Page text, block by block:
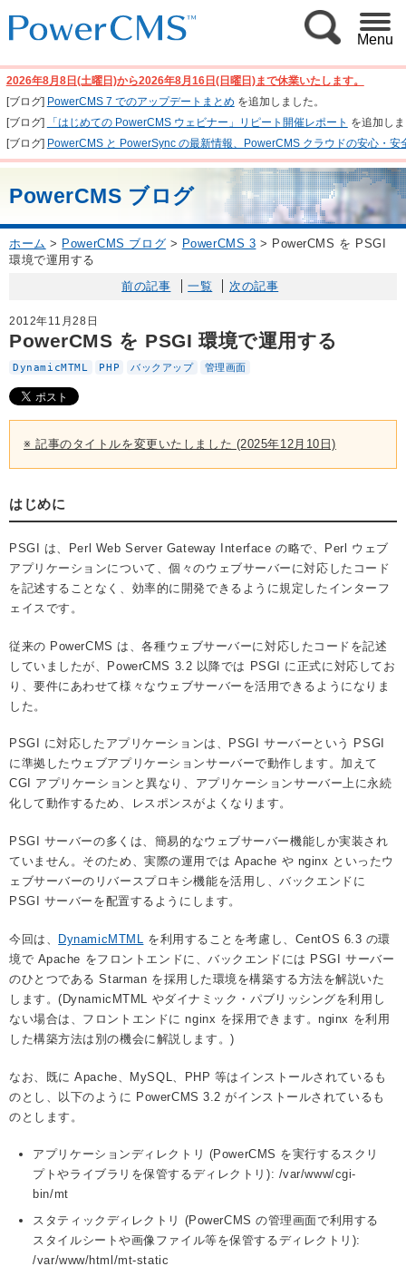
Menu
2026年8月8日(土曜日)から2026年8月16日(日曜日)まで休業いたします。
[ブログ] PowerCMS 7 でのアップデートまとめ を追加しました。
[ブログ]
「はじめての PowerCMS ウェビナー」リピート開催レポート を追加し
[ブログ] PowerCMS と PowerSync の最新情報、PowerCMS クラウドの安心・
PowerCMS ブログ
ホーム > PowerCMS ブログ > PowerCMS 3 > PowerCMS を PSGI
環境で運用する
前の記事 一覧 次の記事
2012年11月28日
PowerCMS を PSGI 環境で運用する
DynamicMTML PHP バックアップ 管理画面
※ 記事のタイトルを変更いたしました (2025年12月10日)
はじめに
PSGI は、Perl Web Server Gateway Interface の略で、Perl ウェブ
アプリケーションについて、個々のウェブサーバーに対応したコード
を記述することなく、効率的に開発できるように規定したインターフ
ェイスです。
従来の PowerCMS は、各種ウェブサーバーに対応したコードを記述
していましたが、PowerCMS 3.2 以降では PSGI に正式に対応してお
り、要件にあわせて様々なウェブサーバーを活用できるようになりま
した。
PSGI に対応したアプリケーションは、PSGI サーバーという PSGI
に準拠したウェブアプリケーションサーバーで動作します。加えて
CGI アプリケーションと異なり、アプリケーションサーバー上に永続
化して動作するため、レスポンスがよくなります。
PSGI サーバーの多くは、簡易的なウェブサーバー機能しか実装され
ていません。そのため、実際の運用では Apache や nginx といったウ
ェブサーバーのリバースプロキシ機能を活用し、バックエンドに
PSGI サーバーを配置するようにします。
今回は、 DynamicMTML
を利用することを考慮し、CentOS 6.3 の環
境で Apache をフロントエンドに、バックエンドには PSGI サーバー
のひとつである Starman を採用した環境を構築する方法を解説いた
します。(DynamicMTML やダイナミック・パブリッシングを利用し
ない場合は、フロントエンドに nginx を採用できます。nginx を利用
した構築方法は別の機会に解説します。)
なお、既に Apache、MySQL、PHP 等はインストールされているも
のとし、以下のように PowerCMS 3.2 がインストールされているも
のとします。
アプリケーションディレクトリ (PowerCMS を実行するスクリ
プトやライブラリを保管するディレクトリ): /var/www/cgi-
bin/mt
スタティックディレクトリ (PowerCMS の管理画面で利用する
スタイルシートや画像ファイル等を保管するディレクトリ):
/var/www/html/mt-static